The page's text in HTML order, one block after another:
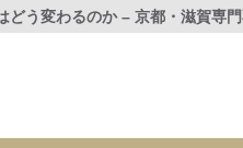
う変わるのか – 京都・滋賀専